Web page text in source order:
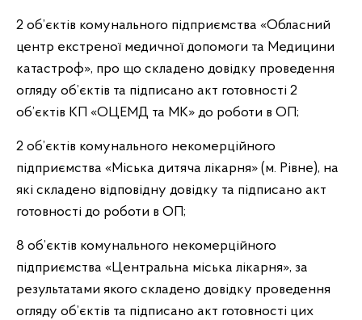
2 об’єктів комунального підприємства «Обласний
центр екстреної медичної допомоги та Медицини
катастроф», про що складено довідку проведення
огляду об’єктів та підписано акт готовності 2
об’єктів КП «ОЦЕМД та МК» до роботи в ОП;
2 об’єктів комунального некомерційного
підприємства «Міська дитяча лікарня» (м. Рівне), на
які складено відповідну довідку та підписано акт
готовності до роботи в ОП;
8 об’єктів комунального некомерційного
підприємства «Центральна міська лікарня», за
результатами якого складено довідку проведення
огляду об’єктів та підписано акт готовності цих